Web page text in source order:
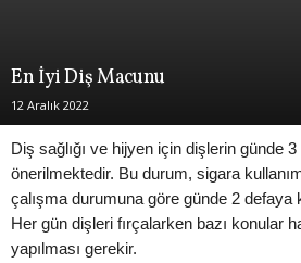
En İyi Diş Macunu
12 Aralık 2022
Diş sağlığı ve hijyen için dişlerin günde 3
önerilmektedir. Bu durum, sigara
çalışma durumuna göre günde 2 defaya
Her gün dişleri fırçalarken bazı konular
yapılması gerekir.